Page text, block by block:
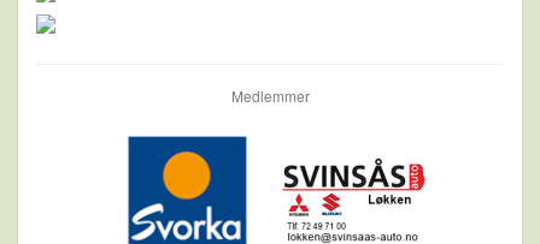
Medlemmer